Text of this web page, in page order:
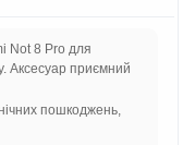
Not 8 Pro для
Аксесуар приємний
пошкоджень,